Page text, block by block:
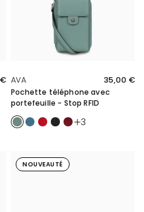
AVA 35,00 €
Pochette téléphone avec
portefeuille - Stop RFID
KakiBleuRouge
NoirCarmin
3
NOUVEAUTÉ